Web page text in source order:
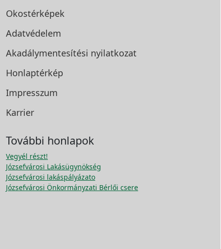
Okostérképek
Adatvédelem
Akadálymentesítési nyilatkozat
Honlaptérkép
Impresszum
Karrier
További honlapok
Vegyél részt!
Józsefvárosi Lakásügynökség
Józsefvárosi lakáspályázato
Józsefvárosi Önkormányzati Bérlői csere